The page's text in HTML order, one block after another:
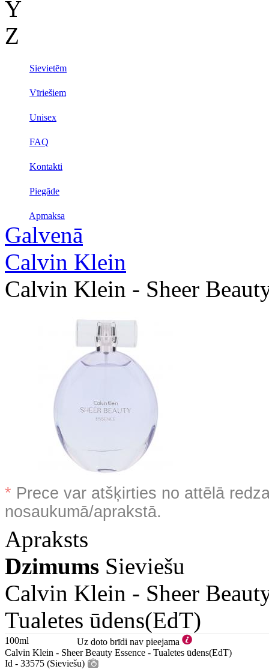
Y
Z
Sievietēm
Vīriešiem
Unisex
FAQ
Kontakti
Piegāde
Apmaksa
Galvenā
Calvin Klein
Calvin Klein - Sheer
* Prece var atšķirties no attēlā
nosaukumā/aprakstā.
Apraksts
Dzimums Sieviešu
Calvin Klein - Sheer
Tualetes ūdens(EdT)
100ml
Uz doto brīdi nav pieejama
Calvin Klein - Sheer Beauty Essence - Tualetes ūdens(EdT)
Id - 33575 (Sieviešu)